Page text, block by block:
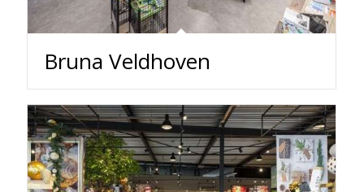
Bruna Veldhoven